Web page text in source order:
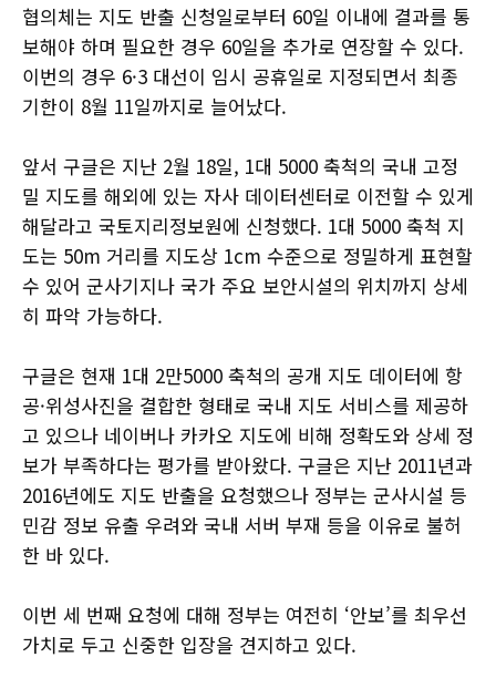
협의체는 지도 반출 신청일로부터 60일 이내에 결과를 통
보해야 하며 필요한 경우 60일을 추가로 연장할 수 있다.
이번의 경우 6·3 대선이 임시 공휴일로 지정되면서 최종
기한이 8월 11일까지로 늘어났다.
앞서 구글은 지난 2월 18일, 1대 5000 축척의 국내 고정
밀 지도를 해외에 있는 자사 데이터센터로 이전할 수 있게
해달라고 국토지리정보원에 신청했다. 1대 5000 축척 지
도는 50m 거리를 지도상 1cm 수준으로 정밀하게 표현할
수 있어 군사기지나 국가 주요 보안시설의 위치까지 상세
히 파악 가능하다.
구글은 현재 1대 2만5000 축척의 공개 지도 데이터에 항
공·위성사진을 결합한 형태로 국내 지도 서비스를 제공하
고 있으나 네이버나 카카오 지도에 비해 정확도와 상세 정
보가 부족하다는 평가를 받아왔다. 구글은 지난 2011년과
2016년에도 지도 반출을 요청했으나 정부는 군사시설 등
민감 정보 유출 우려와 국내 서버 부재 등을 이유로 불허
한 바 있다.
이번 세 번째 요청에 대해 정부는 여전히 ‘안보’를 최우선
가치로 두고 신중한 입장을 견지하고 있다.